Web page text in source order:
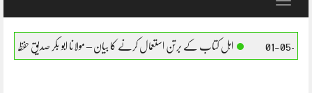
کے برتن استعمال کرنے کا بیان – مولانا ابو بکر صدیق حفظہ اللہ اہل کتاب کے برتن